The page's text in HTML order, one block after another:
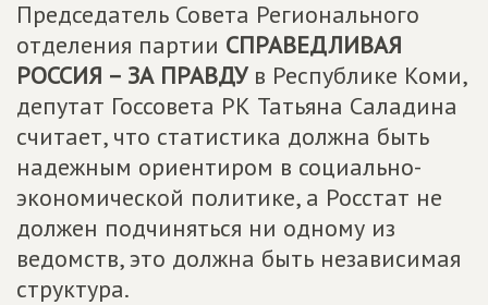
Председатель Совета Регионального
отделения партии СПРАВЕДЛИВАЯ
РОССИЯ – ЗА ПРАВДУв Республике Коми,
депутат Госсовета РК Татьяна Саладина
считает, что статистика должна быть
надежным ориентиром в социально-
экономической политике, а Росстат не
должен подчиняться ни одному из
ведомств, это должна быть независимая
структура.